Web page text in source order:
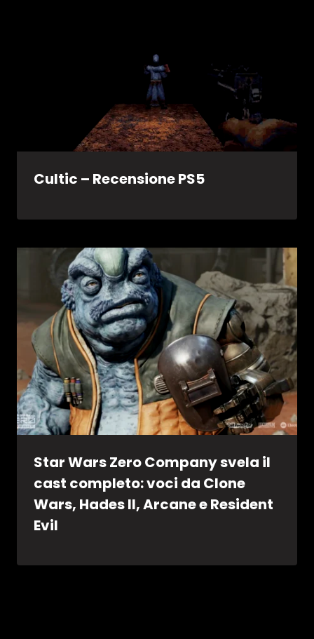
Cultic – Recensione PS5
Star Wars Zero Company svela il
cast completo: voci da Clone
Wars, Hades II, Arcane e Resident
Evil